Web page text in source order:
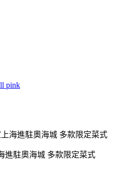
上海進駐奧海城 多款限定菜式